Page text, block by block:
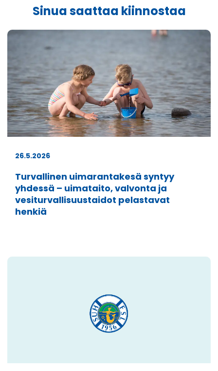
Sinua saattaa kiinnostaa
26.5.2026
Turvallinen uimarantakesä syntyy
yhdessä – uimataito, valvonta ja
vesiturvallisuustaidot pelastavat
henkiä